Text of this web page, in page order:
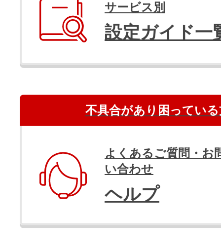
サービス別
設定ガイド一
不具合があり困っている
よくあるご質問・お
い合わせ
ヘルプ